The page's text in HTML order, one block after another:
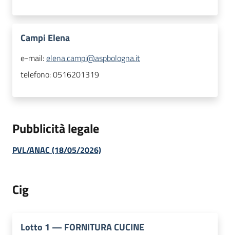
Campi Elena
e-mail:elena.campi@aspbologna.it
telefono:0516201319
Pubblicità legale
PVL/ANAC (18/05/2026)
Cig
Lotto 1 — FORNITURA CUCINE